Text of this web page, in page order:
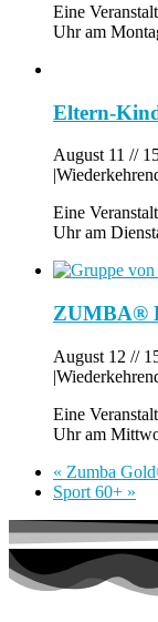
Eine
Uhr am
Eltern-
August 11 //
|
Eine
Uhr am
ZUMBA®
August 12 //
|
Eine
Uhr am
« Zumba
Sport 60+ »